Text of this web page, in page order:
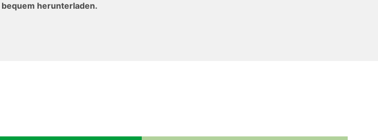
bequem herunterladen.